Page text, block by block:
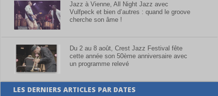
Jazz à Vienne, All Night Jazz avec
Vulfpeck et bien d’autres : quand le groove
cherche son âme !
Du 2 au 8 août, Crest Jazz Festival fête
cette année son 50ème anniversaire avec
un programme relevé
LES DERNIERS ARTICLES PAR DATES